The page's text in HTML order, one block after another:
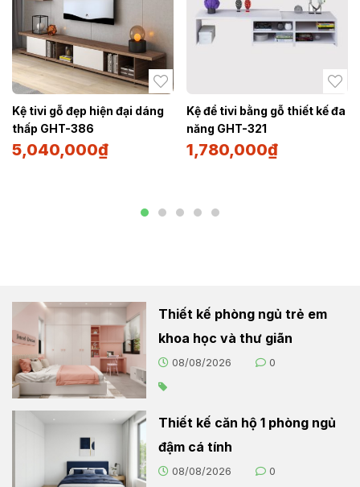
Kệ tivi gỗ đẹp hiện đại dáng
thấp GHT-386
5,040,000₫
Kệ để tivi bằng gỗ thiết kế đa
năng GHT-321
1,780,000₫
Thiết kế phòng ngủ trẻ em
khoa học và thư giãn
08/08/2026 0
Thiết kế căn hộ 1 phòng ngủ
đậm cá tính
08/08/2026 0